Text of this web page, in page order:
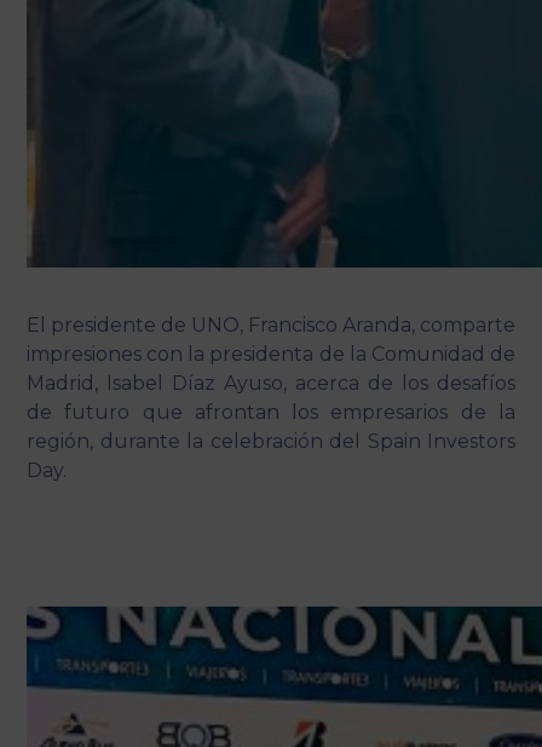
El presidente de UNO, Francisco Aranda, comparte
impresiones con la presidenta de la Comunidad de
Madrid, Isabel Díaz Ayuso, acerca de los desafíos
de futuro que afrontan los empresarios de la
región, durante la celebración del Spain Investors
Day.